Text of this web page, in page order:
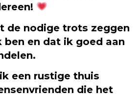
de nodige trots zeggen
en dat ik goed aan
een rustige thuis
die het